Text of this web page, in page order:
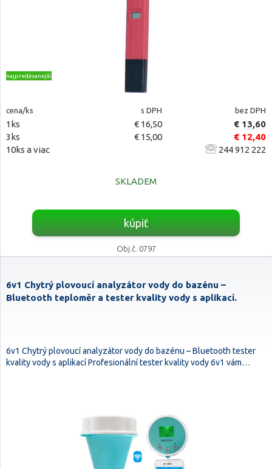
najpredávanejšie
cena/ks s DPH bez DPH
1ks € 16,50
€ 13,60
3ks
€ 15,00
€ 12,40
10ks a viac
244 912 222
SKLADEM
kúpiť
Obj.č. 0797
6v1 Chytrý plovoucí analyzátor vody do bazénu –
Bluetooth teploměr a tester kvality vody s aplikací.
6v1 Chytrý plovoucí analyzátor vody do bazénu – Bluetooth tester
kvality vody s aplikací Profesionální tester kvality vody 6v1 vám…